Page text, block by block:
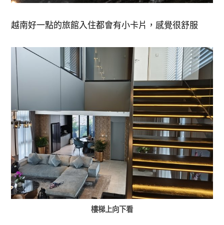
越南好一點的旅館入住都會有小卡片，感覺很舒服
樓梯上向下看